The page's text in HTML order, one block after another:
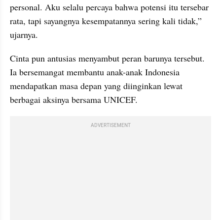
personal. Aku selalu percaya bahwa potensi itu tersebar
rata, tapi sayangnya kesempatannya sering kali tidak,”
ujarnya.
Cinta pun antusias menyambut peran barunya tersebut.
Ia bersemangat membantu anak-anak Indonesia
mendapatkan masa depan yang diinginkan lewat
berbagai aksinya bersama UNICEF.
ADVERTISEMENT